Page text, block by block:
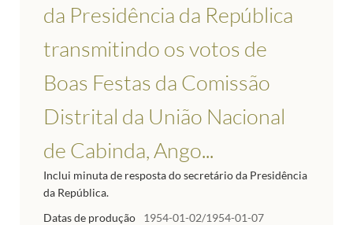
da Presidência da República
transmitindo os votos de
Boas Festas da Comissão
Distrital da União Nacional
de Cabinda, Ango...
Inclui minuta de resposta do secretário da Presidência
da República.
Datas de produção
1954-01-02/1954-01-07